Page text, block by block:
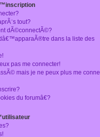
tout?
dÃ©connectÃ©?
dans la liste des
pas me connecter!
mais je ne peux plus me
du forumâ€?